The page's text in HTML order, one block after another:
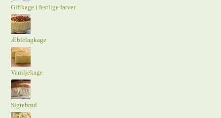
Giftkage i festlige farver
Æblelagkage
Vaniljekage
Sigtebrød